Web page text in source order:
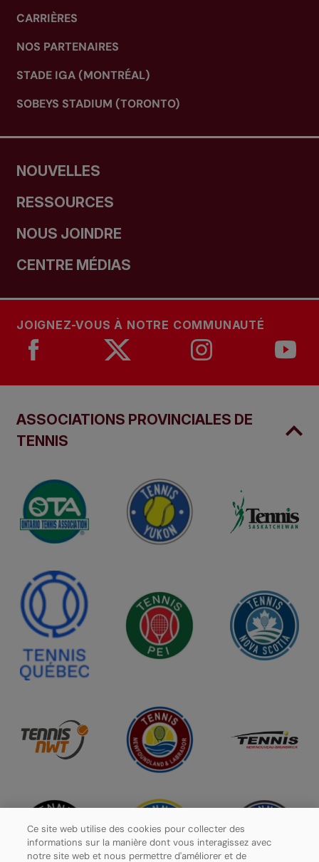
CARRIÈRES
NOS PARTENAIRES
STADE IGA (MONTRÉAL)
SOBEYS STADIUM (TORONTO)
NOUVELLES
RESSOURCES
NOUS JOINDRE
CENTRE MÉDIAS
JOIGNEZ-VOUS À NOTRE COMMUNAUTÉ
ASSOCIATIONS PROVINCIALES DE
TENNIS
Ce site web utilise des cookies pour collecter des
informations sur la manière dont vous interagissez avec
notre site web et nous permettre d'améliorer et de